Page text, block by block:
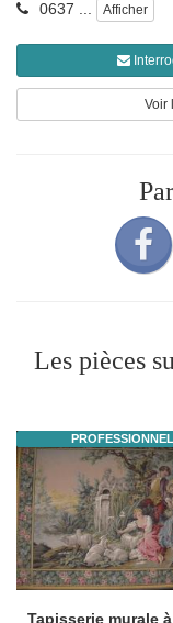
0637 ... Afficher
Voir
Les pièces
PROFESSIONNEL
Tapisserie murale